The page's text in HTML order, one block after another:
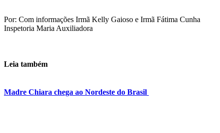
Por: Com informações Irmã Kelly Gaioso e Irmã Fátima Cunha
Inspetoria Maria Auxiliadora
Leia também
Madre Chiara chega ao Nordeste do Brasil